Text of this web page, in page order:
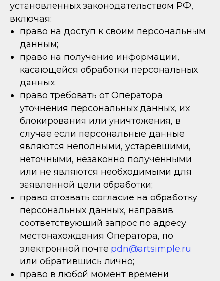
установленных законодательством РФ,
включая:
право на доступ к своим персональным
данным;
право на получение информации,
касающейся обработки персональных
данных;
право требовать от Оператора
уточнения персональных данных, их
блокирования или уничтожения, в
случае если персональные данные
являются неполными, устаревшими,
неточными, незаконно полученными
или не являются необходимыми для
заявленной цели обработки;
право отозвать согласие на обработку
персональных данных, направив
соответствующий запрос по адресу
местонахождения Оператора, по
электронной почте pdn@artsimple.ru
или обратившись лично;
право в любой момент времени